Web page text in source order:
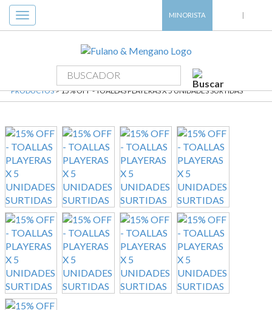
Toggle
navigation
MINORISTA
PRODUCTOS> 15% OFF - TOALLAS PLAYERAS X 5 UNIDADES SURTIDAS